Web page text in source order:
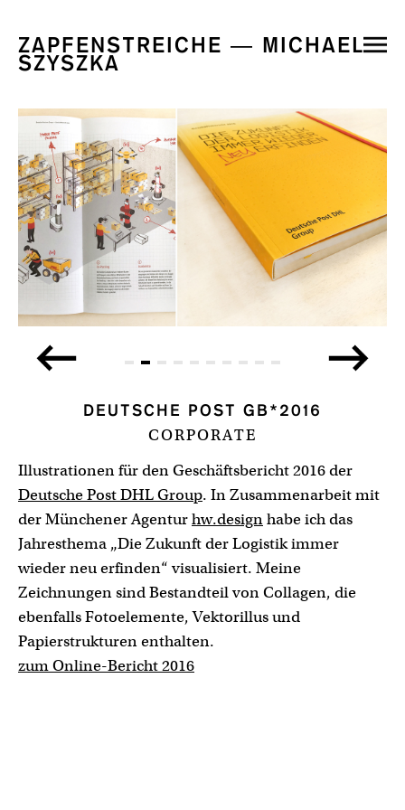
ZAPFENSTREICHE — MICHAEL
SZYSZKA
DEUTSCHE POST GB*2016
CORPORATE
Illustrationen für den Geschäftsbericht 2016 der
Deutsche Post DHL Group. In Zusammenarbeit mit
der Münchener Agenturhw.designhabe ich das
Jahresthema „Die Zukunft der Logistik immer
wieder neu erfinden“ visualisiert. Meine
Zeichnungen sind Bestandteil von Collagen, die
ebenfalls Fotoelemente, Vektorillus und
Papierstrukturen enthalten.
zum Online-Bericht 2016